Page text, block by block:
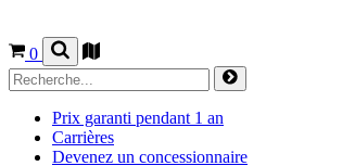
0
Prix garanti pendant 1 an
Carrières
Devenez un concessionnaire